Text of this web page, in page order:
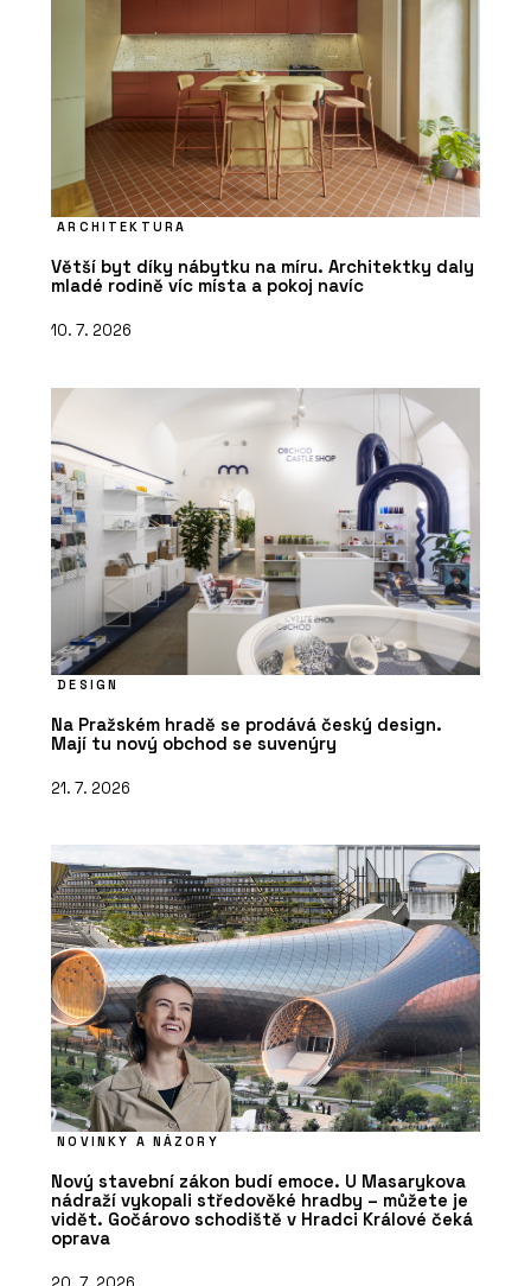
ARCHITEKTURA
Větší byt díky nábytku na míru. Architektky daly
mladé rodině víc místa a pokoj navíc
10. 7. 2026
DESIGN
Na Pražském hradě se prodává český design.
Mají tu nový obchod se suvenýry
21. 7. 2026
NOVINKY A NÁZORY
Nový stavební zákon budí emoce. U Masarykova
nádraží vykopali středověké hradby – můžete je
vidět. Gočárovo schodiště v Hradci Králové čeká
oprava